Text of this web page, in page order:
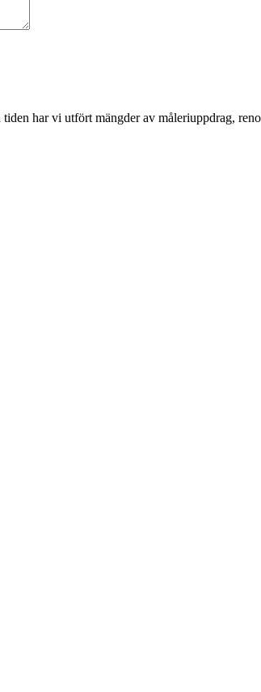
har vi utfört mängder av måleriuppdrag,